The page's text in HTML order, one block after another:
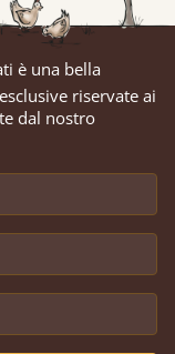
è una bella
riservate ai
dal nostro